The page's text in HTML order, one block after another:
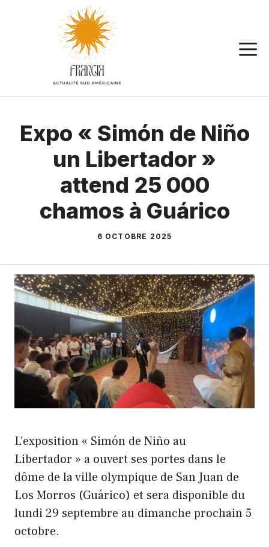
Expo « Simón de Niño
un Libertador »
attend 25 000
chamos à Guárico
6 OCTOBRE 2025
L’exposition « Simón de Niño au
Libertador » a ouvert ses portes dans le
dôme de la ville olympique de San Juan de
Los Morros (Guárico) et sera disponible du
lundi 29 septembre au dimanche prochain 5
octobre.